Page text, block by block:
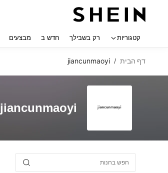
קטגוריות רק בשבילך חדש ב מבצעים
דף הבית /
jiancunmaoyi
jiancunmaoyi